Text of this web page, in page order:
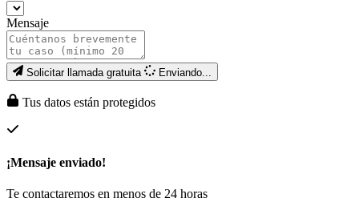
Mensaje
Solicitar llamada gratuita Enviando...
Tus datos están protegidos
¡Mensaje enviado!
Te contactaremos en menos de 24 horas